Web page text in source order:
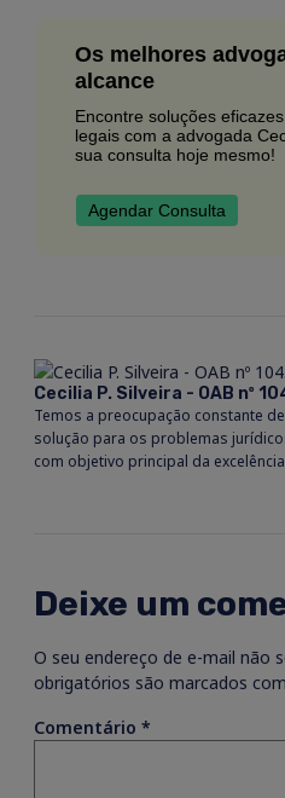
Os melhores
alcance
Encontre soluções
legais com a advogada
sua consulta hoje mesmo!
Agendar Consulta
Cecilia P. Silveira - OAB nº
Temos a preocupação constante
solução para os problemas
com objetivo principal da
Deixe um
O seu endereço de e-mail não
obrigatórios são marcados com
Comentário *